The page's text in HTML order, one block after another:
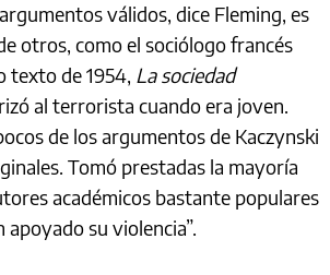
válidos, dice Fleming, es
otros, como el sociólogo francés
texto de 1954, La sociedad
al terrorista cuando era joven.
de los argumentos de Kaczynski
Tomó prestadas la mayoría
académicos bastante populares
apoyado su violencia”.